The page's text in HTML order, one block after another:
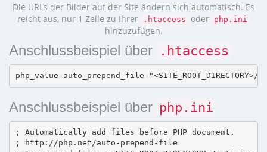
Die URLs der Bilder auf der Site ändern sich automatisch. Es
reicht aus, nur 1 Zeile zu Ihrer
.htaccess oder php.ini
hinzuzufügen.
Anschlussbeispiel über .htaccess
Anschlussbeispiel über php.ini
; Automatically add files before PHP document.
; http://php.net/auto-prepend-file